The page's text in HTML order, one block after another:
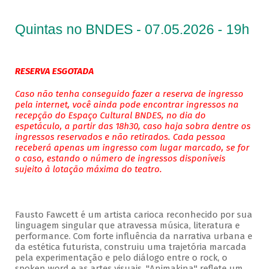
Quintas no BNDES - 07.05.2026 - 19h
RESERVA ESGOTADA
Caso não tenha conseguido fazer a reserva de ingresso
pela internet, você ainda pode encontrar ingressos na
recepção do Espaço Cultural BNDES, no dia do
espetáculo, a partir das 18h30, caso haja sobra dentre os
ingressos reservados e não retirados. Cada pessoa
receberá apenas um ingresso com lugar marcado, se for
o caso, estando o número de ingressos disponíveis
sujeito à lotação máxima do teatro.
Fausto Fawcett é um artista carioca reconhecido por sua
linguagem singular que atravessa música, literatura e
performance. Com forte influência da narrativa urbana e
da estética futurista, construiu uma trajetória marcada
pela experimentação e pelo diálogo entre o rock, o